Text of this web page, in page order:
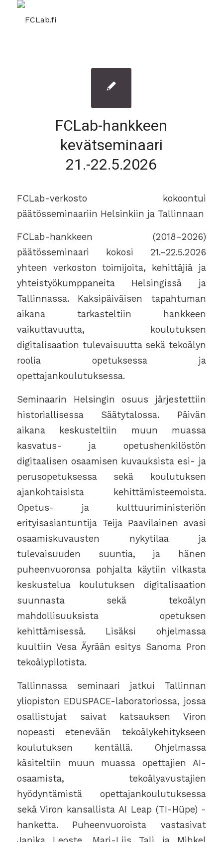
FCLab-hankkeen
kevätseminaari
21.-22.5.2026
FCLab-verkosto kokoontui
päätösseminaariin Helsinkiin ja Tallinnaan
FCLab-hankkeen (2018–2026)
päätösseminaari kokosi 21.–22.5.2026
yhteen verkoston toimijoita, kehittäjiä ja
yhteistyökumppaneita Helsingissä ja
Tallinnassa. Kaksipäiväisen tapahtuman
aikana tarkasteltiin hankkeen
vaikuttavuutta, koulutuksen
digitalisaation tulevaisuutta sekä tekoälyn
roolia opetuksessa ja
opettajankoulutuksessa.
Seminaarin Helsingin osuus järjestettiin
historiallisessa Säätytalossa. Päivän
aikana keskusteltiin muun muassa
kasvatus- ja opetushenkilöstön
digitaalisen osaamisen kuvauksista esi- ja
perusopetuksessa sekä koulutuksen
ajankohtaisista kehittämisteemoista.
Opetus- ja kulttuuriministeriön
erityisasiantuntija Teija Paavilainen avasi
osaamiskuvausten nykytilaa ja
tulevaisuuden suuntia, ja hänen
puheenvuoronsa pohjalta käytiin vilkasta
keskustelua koulutuksen digitalisaation
suunnasta sekä tekoälyn
mahdollisuuksista opetuksen
kehittämisessä. Lisäksi ohjelmassa
kuultiin Vesa Äyrään esitys Sanoma Pron
tekoälypilotista.
Tallinnassa seminaari jatkui Tallinnan
yliopiston EDUSPACE-laboratoriossa, jossa
osallistujat saivat katsauksen Viron
nopeasti etenevään tekoälykehitykseen
koulutuksen kentällä. Ohjelmassa
käsiteltiin muun muassa opettajien AI-
osaamista, tekoälyavustajien
hyödyntämistä opettajankoulutuksessa
sekä Viron kansallista AI Leap (TI-Hüpe) -
hanketta. Puheenvuoroista vastasivat